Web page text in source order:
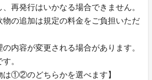
再発行はいかなる場合できません。
物の追加は規定の料金をご負担いただ
内容が変更される場合があります。
。
は①②のどちらかを選べます】